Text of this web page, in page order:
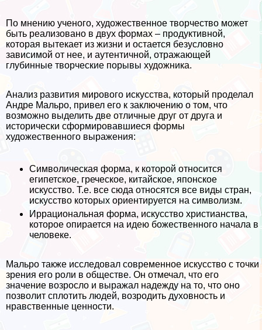
По мнению ученого, художественное творчество может
быть реализовано в двух формах – продуктивной,
которая вытекает из жизни и остается безусловно
зависимой от нее, и аутентичной, отражающей
глубинные творческие порывы художника.
Анализ развития мирового искусства, который проделал
Андре Мальро, привел его к заключению о том, что
возможно выделить две отличные друг от друга и
исторически сформировавшиеся формы
художественного выражения:
Символическая форма, к которой относится
египетское, греческое, китайское, японское
искусство. Т.е. все сюда относятся все виды стран,
искусство которых ориентируется на символизм.
Иррациональная форма, искусство христианства,
которое опирается на идею божественного начала в
человеке.
Мальро также исследовал современное искусство с точки
зрения его роли в обществе. Он отмечал, что его
значение возросло и выражал надежду на то, что оно
позволит сплотить людей, возродить духовность и
нравственные ценности.